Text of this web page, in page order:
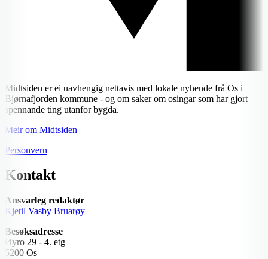
Midtsiden er ei uavhengig nettavis med lokale nyhende frå Os i
Bjørnafjorden kommune - og om saker om osingar som har gjort
spennande ting utanfor bygda.
Meir om Midtsiden
Personvern
Kontakt
Ansvarleg redaktør
Kjetil Vasby Bruarøy
Besøksadresse
Øyro 29 - 4. etg
5200 Os